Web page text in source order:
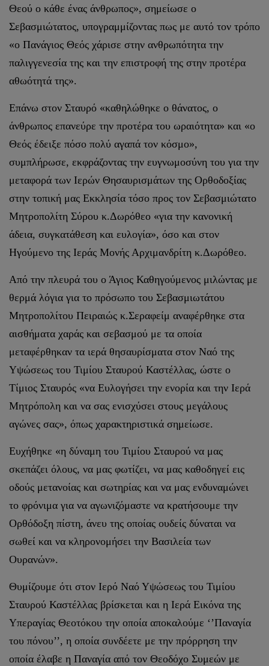
Θεού ο κάθε ένας άνθρωπος», σημείωσε ο
Σεβασμιώτατος, υπογραμμίζοντας πως με αυτό τον τρόπο
«ο Πανάγιος Θεός χάρισε στην ανθρωπότητα την
παλιγγενεσία της και την επιστροφή της στην προτέρα
αθωότητά της».
Επάνω στον Σταυρό «καθηλώθηκε ο θάνατος, ο
άνθρωπος επανεύρε την προτέρα του ωραιότητα» και «ο
Θεός έδειξε πόσο πολύ αγαπά τον κόσμο»,
συμπλήρωσε, εκφράζοντας την ευγνωμοσύνη του για την
μεταφορά των Ιερών Θησαυρισμάτων της Ορθοδοξίας
στην τοπική μας Εκκλησία τόσο προς τον Σεβασμιώτατο
Μητροπολίτη Σύρου κ.Δωρόθεο «για την κανονική
άδεια, συγκατάθεση και ευλογία», όσο και στον
Ηγούμενο της Ιεράς Μονής Αρχιμανδρίτη κ.Δωρόθεο.
Από την πλευρά του ο Άγιος Καθηγούμενος μιλώντας με
θερμά λόγια για το πρόσωπο του Σεβασμιωτάτου
Μητροπολίτου Πειραιώς κ.Σεραφείμ αναφέρθηκε στα
αισθήματα χαράς και σεβασμού με τα οποία
μεταφέρθηκαν τα ιερά θησαυρίσματα στον Ναό της
Υψώσεως του Τιμίου Σταυρού Καστέλλας, ώστε ο
Τίμιος Σταυρός «να Ευλογήσει την ενορία και την Ιερά
Μητρόπολη και να σας ενισχύσει στους μεγάλους
αγώνες σας», όπως χαρακτηριστικά σημείωσε.
Ευχήθηκε «η δύναμη του Τιμίου Σταυρού να μας
σκεπάζει όλους, να μας φωτίζει, να μας καθοδηγεί εις
οδούς μετανοίας και σωτηρίας και να μας ενδυναμώνει
το φρόνιμα για να αγωνιζόμαστε να κρατήσουμε την
Ορθόδοξη πίστη, άνευ της οποίας ουδείς δύναται να
σωθεί και να κληρονομήσει την Βασιλεία των
Ουρανών».
Θυμίζουμε ότι στον Ιερό Ναό Υψώσεως του Τιμίου
Σταυρού Καστέλλας βρίσκεται και η Ιερά Εικόνα της
Υπεραγίας Θεοτόκου την οποία αποκαλούμε ‘’Παναγία
του πόνου’’, η οποία συνδέετε με την πρόρρηση την
οποία έλαβε η Παναγία από τον Θεοδόχο Συμεών με